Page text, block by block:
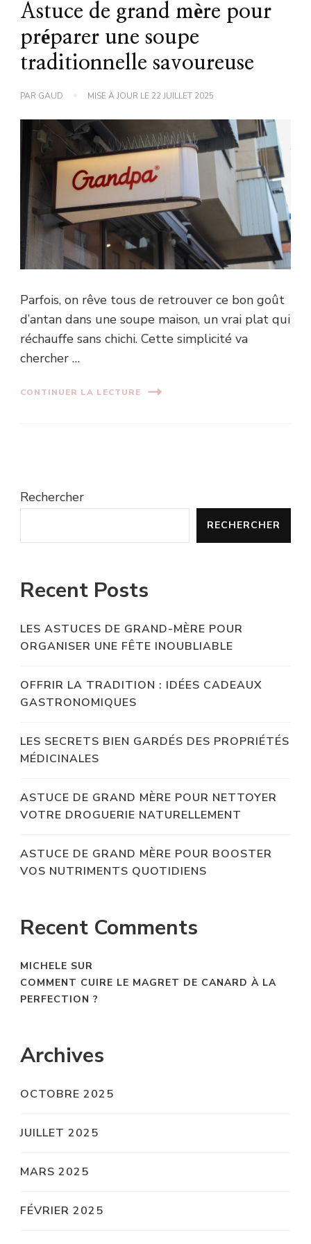
Astuce de grand mère pour
préparer une soupe
traditionnelle savoureuse
PAR GAUD MISE À JOUR LE 22 JUILLET 2025
Parfois, on rêve tous de retrouver ce bon goût
d’antan dans une soupe maison, un vrai plat qui
réchauffe sans chichi. Cette simplicité va
chercher …
CONTINUER LA LECTURE
Rechercher
RECHERCHER
Recent Posts
LES ASTUCES DE GRAND-MÈRE POUR
ORGANISER UNE FÊTE INOUBLIABLE
OFFRIR LA TRADITION : IDÉES CADEAUX
GASTRONOMIQUES
LES SECRETS BIEN GARDÉS DES PROPRIÉTÉS
MÉDICINALES
ASTUCE DE GRAND MÈRE POUR NETTOYER
VOTRE DROGUERIE NATURELLEMENT
ASTUCE DE GRAND MÈRE POUR BOOSTER
VOS NUTRIMENTS QUOTIDIENS
Recent Comments
MICHELE SUR
COMMENT CUIRE LE MAGRET DE CANARD À LA
PERFECTION ?
Archives
OCTOBRE 2025
JUILLET 2025
MARS 2025
FÉVRIER 2025